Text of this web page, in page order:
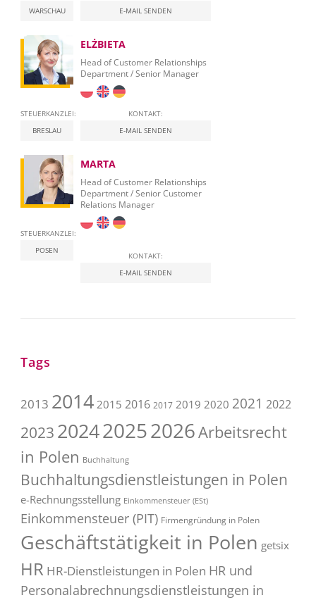
WARSCHAU
E-MAIL SENDEN
STEUERKANZLEI:
BRESLAU
ELŻBIETA
Head of Customer Relationships
Department / Senior Manager
KONTAKT:
E-MAIL SENDEN
STEUERKANZLEI:
POSEN
MARTA
Head of Customer Relationships
Department / Senior Customer
Relations Manager
KONTAKT:
E-MAIL SENDEN
Tags
2013 2014 2015 2016 2017 2019 2020 2021 2022
2023 202420252026Arbeitsrecht
in Polen Buchhaltung
Buchhaltungsdienstleistungen in Polen
e-Rechnungsstellung Einkommensteuer (ESt)
Einkommensteuer (PIT) Firmengründung in Polen
Geschäftstätigkeit in Polen getsix
HR HR-Dienstleistungen in Polen HR und
Personalabrechnungsdienstleistungen in